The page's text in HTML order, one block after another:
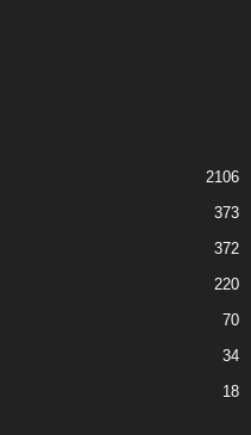
2106
373
372
220
70
34
18